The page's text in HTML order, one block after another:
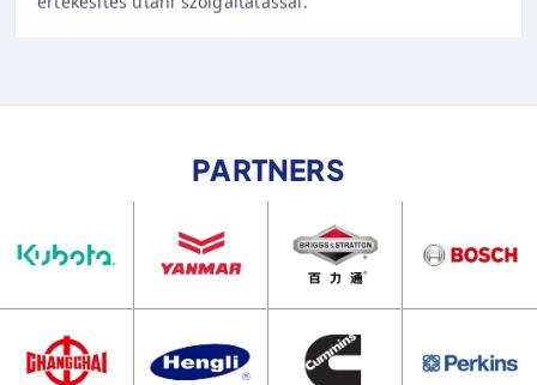
PARTNERS